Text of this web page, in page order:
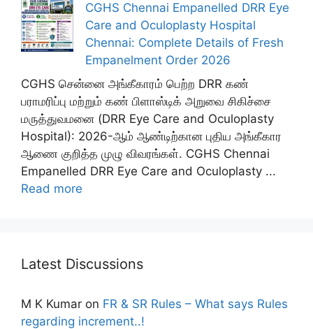
CGHS Chennai Empanelled DRR Eye
Care and Oculoplasty Hospital
Chennai: Complete Details of Fresh
Empanelment Order 2026
CGHS சென்னை அங்கீகாரம் பெற்ற DRR கண்
பராமரிப்பு மற்றும் கண் பிளாஸ்டிக் அறுவை சிகிச்சை
மருத்துவமனை (DRR Eye Care and Oculoplasty
Hospital): 2026-ஆம் ஆண்டிற்கான புதிய அங்கீகார
ஆணை குறித்த முழு விவரங்கள். CGHS Chennai
Empanelled DRR Eye Care and Oculoplasty ...
Read more
Latest Discussions
M K Kumar on FR & SR Rules – What says Rules
regarding increment..!